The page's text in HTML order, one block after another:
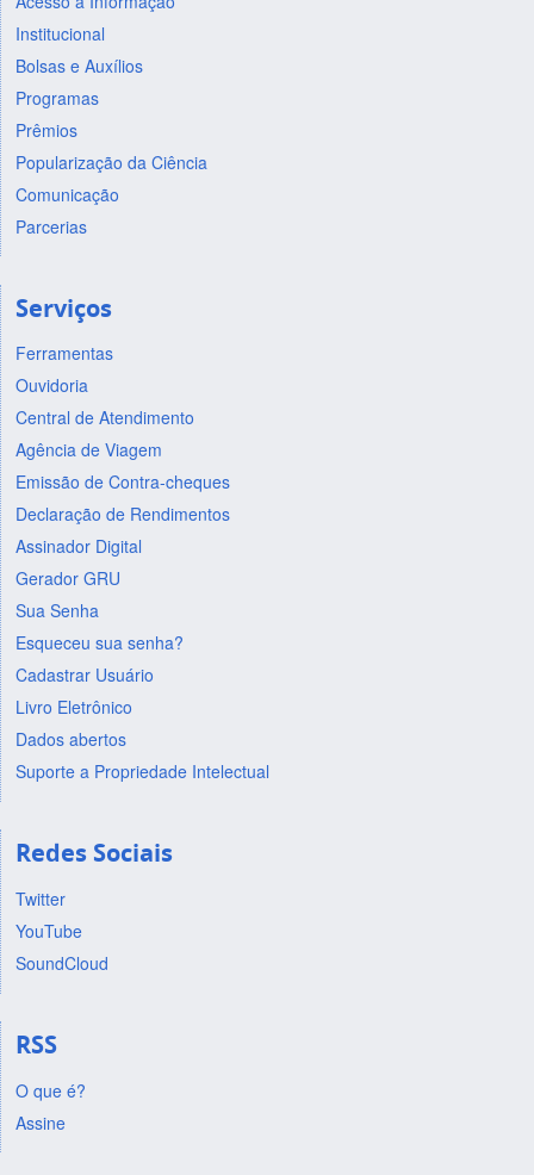
Institucional
Bolsas e Auxílios
Programas
Prêmios
Popularização da Ciência
Comunicação
Parcerias
Serviços
Ferramentas
Ouvidoria
Central de Atendimento
Agência de Viagem
Emissão de Contra-cheques
Declaração de Rendimentos
Assinador Digital
Gerador GRU
Sua Senha
Esqueceu sua senha?
Cadastrar Usuário
Livro Eletrônico
Dados abertos
Suporte a Propriedade Intelectual
Redes Sociais
Twitter
YouTube
SoundCloud
RSS
O que é?
Assine